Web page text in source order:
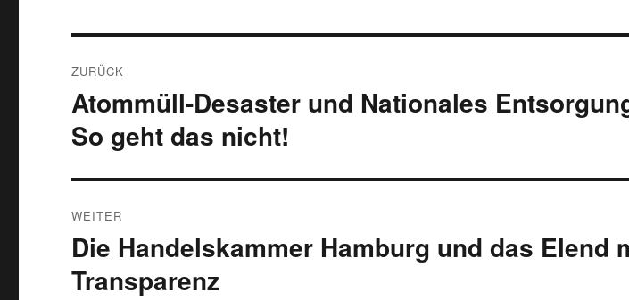
ZURÜCK
Vorheriger
Beitrag:
Atommüll-Desaster und Nationales
So geht das nicht!
WEITER
Nächster
Beitrag:
Die Handelskammer Hamburg und das Elend
Transparenz